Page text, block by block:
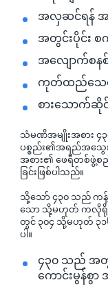
အလှဆင်ရန် အပို
အတွင်းပိုင်း စက်
အလျောက်စန
ကုတ်ထည်သေတ္
စားသောက်ဆိုင်ပ
သံမဏိအမျိုးအစား ၄
ပစ္စည်း၏အရည်အသွေး
အစား၏ ဖေရီတစ်ဖွဲ့စ
ခြင်းဖြစ်ပါသည်။
သို့သော် ၄၃၀ သည် ကန့်
သော သို့မဟုတ် ကလိုရိုက်ဓာ
တွင် ၃၀၄ သို့မဟုတ် ၃
ပါ။
၄၃၀ သည် အတွ
ကောင်းမွန်စွာ